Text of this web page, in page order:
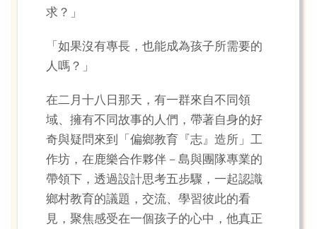
求？」
「如果沒有專長，也能成為孩子所需要的
人嗎？」
在二月十八日那天，有一群來自不同領
域、擁有不同故事的人們，帶著自身的好
奇與疑問來到「偏鄉教育『志』造所」工
作坊，在鹿樂合作夥伴－島與團隊專業的
帶領下，透過設計思考五步驟，一起認識
鄉村教育的議題，交流、學習彼此的看
見，聚焦感受在一個孩子的心中，他真正